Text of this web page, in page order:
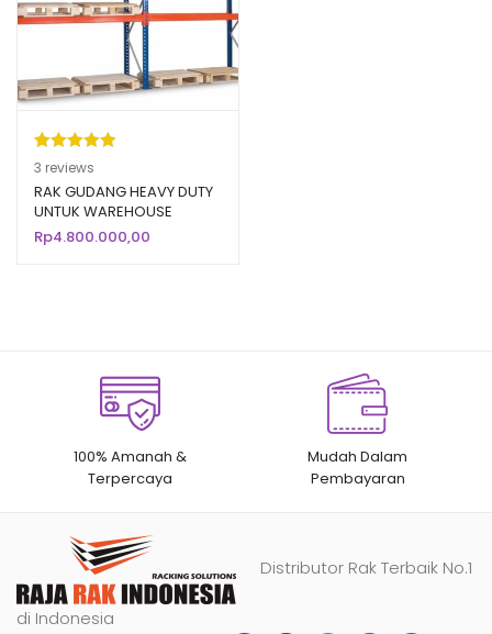
Peringkat
5.00 dari 5
berdasarka
n
3
penilaian
3 reviews
RAK GUDANG HEAVY DUTY
UNTUK WAREHOUSE
PABRIK / INDUSTRI
Rp4.800.000,00
100% Amanah &
Terpercaya
Mudah Dalam
Pembayaran
Distributor Rak Terbaik No.1
di Indonesia